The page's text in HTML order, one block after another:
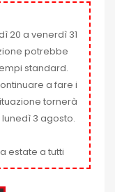
20 a venerdì 31
potrebbe
standard.
a fare i
tornerà
3 agosto.
estate a tutti